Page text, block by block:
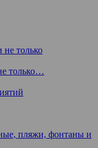
только
только…
пляжи, фонтаны и